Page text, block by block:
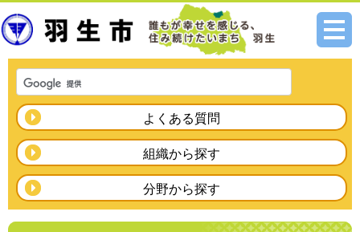
メニ
よくある質問
組織から探す
分野から探す